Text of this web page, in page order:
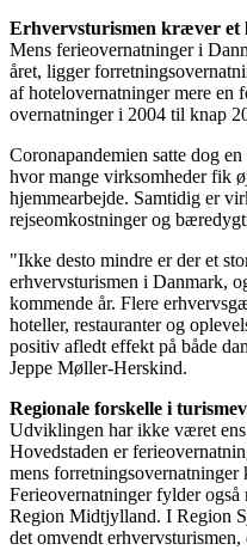
Erhvervsturismen kræver et
Mens ferieovernatninger i
året, ligger
af hotelovernatninger mere en
overnatninger i 2004 til knap
Coronapandemien satte dog
hvor mange virksomheder fik
hjemmearbejde. Samtidig er
rejseomkostninger og
"Ikke desto mindre er der et
erhvervsturismen i Danmark,
kommende år. Flere
hoteller, restauranter og
positiv afledt effekt på både
Jeppe Møller-Herskind.
Regionale forskelle i
Udviklingen har ikke været
Hovedstaden er
mens forretningsovernatninger
Ferieovernatninger fylder
Region Midtjylland. I Region
det omvendt